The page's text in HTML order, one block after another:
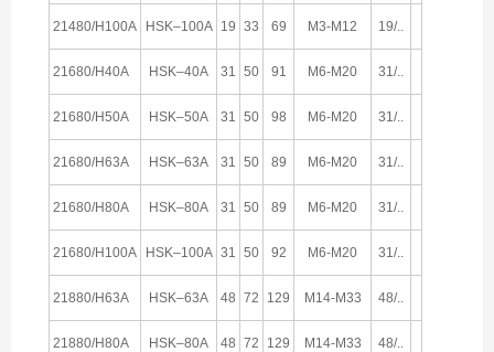
21480/H100A HSK–100A 19 33 69 M3-M12 19/..
21680/H40A HSK–40A 31 50 91 M6-M20 31/..
21680/H50A HSK–50A 31 50 98 M6-M20 31/..
21680/H63A HSK–63A 31 50 89 M6-M20 31/..
21680/H80A HSK–80A 31 50 89 M6-M20 31/..
21680/H100A HSK–100A 31 50 92 M6-M20 31/..
21880/H63A HSK–63A 48 72 129 M14-M33 48/..
21880/H80A HSK–80A 48 72 129 M14-M33 48/..